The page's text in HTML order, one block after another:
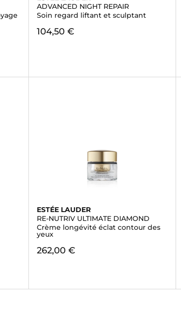
ADVANCED NIGHT REPAIR
Soin regard liftant et sculptant
104,50 €
ESTÉE LAUDER
RE-NUTRIV ULTIMATE DIAMOND
Crème longévité éclat contour des
yeux
262,00 €